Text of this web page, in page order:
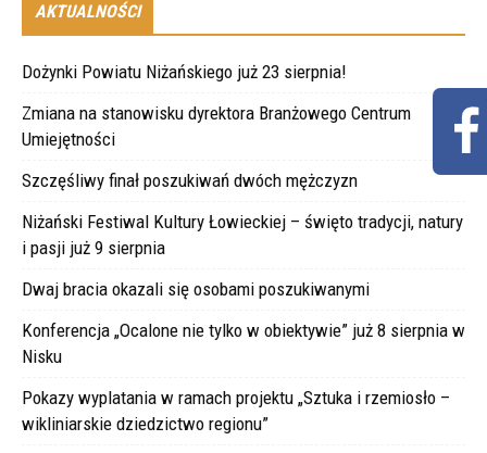
AKTUALNOŚCI
Dożynki Powiatu Niżańskiego już 23 sierpnia!
Zmiana na stanowisku dyrektora Branżowego Centrum
Umiejętności
Szczęśliwy finał poszukiwań dwóch mężczyzn
Niżański Festiwal Kultury Łowieckiej – święto tradycji, natury
i pasji już 9 sierpnia
Dwaj bracia okazali się osobami poszukiwanymi
Konferencja „Ocalone nie tylko w obiektywie” już 8 sierpnia w
Nisku
Pokazy wyplatania w ramach projektu „Sztuka i rzemiosło –
wikliniarskie dziedzictwo regionu”